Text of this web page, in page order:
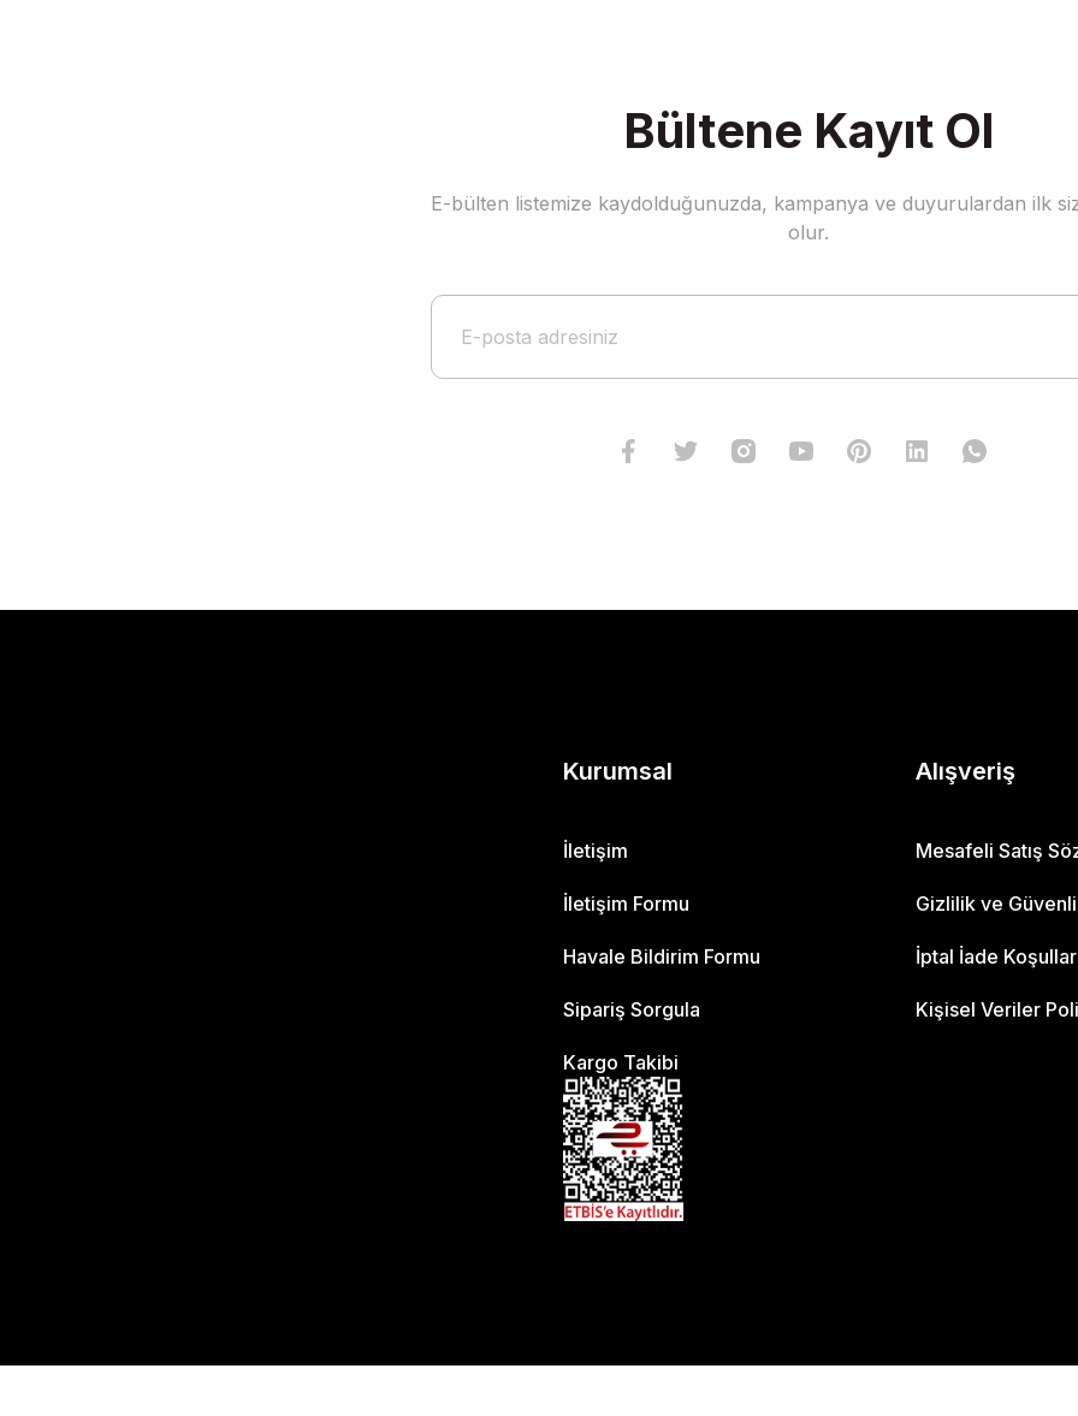
Bültene Kayıt Ol
E-bülten listemize kaydolduğunuzda, kampanya ve duyurulardan ilk
olur.
Kurumsal
İletişim
İletişim Formu
Havale Bildirim Formu
Sipariş Sorgula
Kargo Takibi
Alışveriş
Mesafeli Satış
Gizlilik ve
İptal İade
Kişisel Veriler